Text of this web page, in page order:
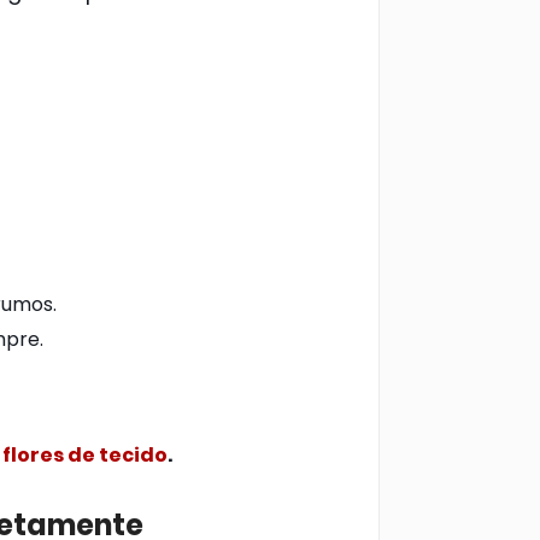
de tecido.